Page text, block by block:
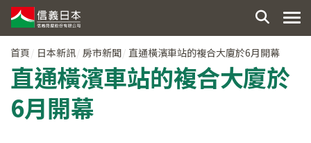
首頁 日本新訊 房市新聞 直通橫濱車站的複合大廈於6月開幕
直通橫濱車站的複合大廈於
6月開幕